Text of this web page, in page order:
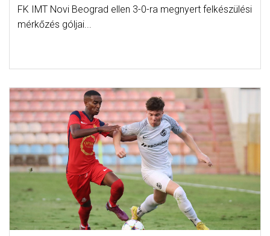
FK IMT Novi Beograd ellen 3-0-ra megnyert felkészülési
mérkőzés góljai...